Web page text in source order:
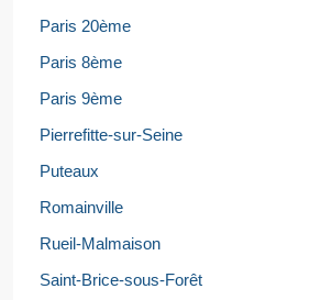
Paris 20ème
Paris 8ème
Paris 9ème
Pierrefitte-sur-Seine
Puteaux
Romainville
Rueil-Malmaison
Saint-Brice-sous-Forêt